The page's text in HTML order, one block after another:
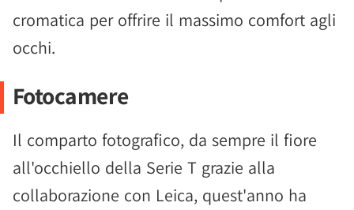
cromatica per offrire il massimo comfort agli
occhi.
Fotocamere
Il comparto fotografico, da sempre il fiore
all'occhiello della Serie T grazie alla
collaborazione con Leica, quest'anno ha